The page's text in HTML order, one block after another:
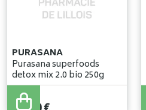
PURASANA
Purasana superfoods
detox mix 2.0 bio 250g